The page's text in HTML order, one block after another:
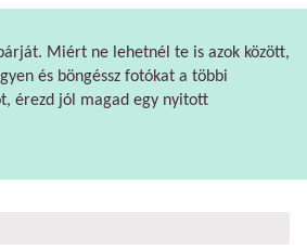
Miért ne lehetnél te is azok között,
és böngéssz fotókat a többi
érezd jól magad egy nyitott